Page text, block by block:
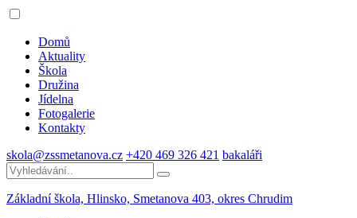
Domů
Aktuality
Škola
Družina
Jídelna
Fotogalerie
Kontakty
skola@zssmetanova.cz +420 469 326 421 bakaláři
Základní škola, Hlinsko, Smetanova 403, okres Chrudim